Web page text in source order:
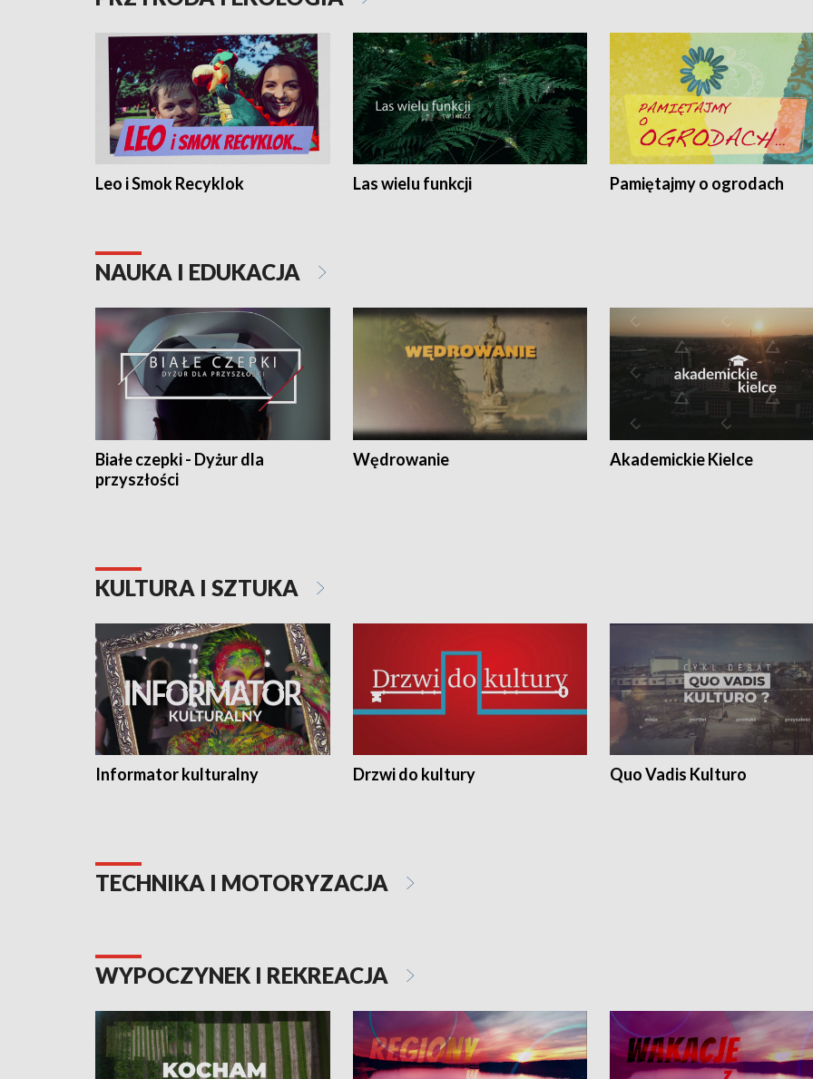
Leo i Smok Recyklok Las wielu funkcji Pamiętajmy o ogrodach
NAUKA I EDUKACJA
Białe czepki - Dyżur dla
przyszłości
Wędrowanie Akademickie Kielce
KULTURA I SZTUKA
Informator kulturalny Drzwi do kultury Quo Vadis Kulturo
TECHNIKA I MOTORYZACJA
WYPOCZYNEK I REKREACJA